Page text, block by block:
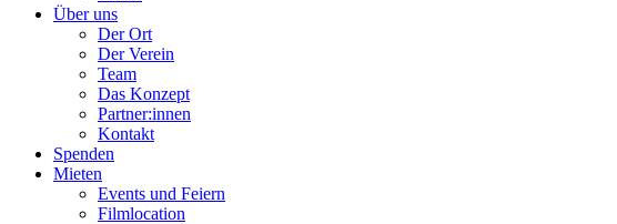
Über uns
Der Ort
Der Verein
Team
Das Konzept
Partner:innen
Kontakt
Spenden
Mieten
Events und Feiern
Filmlocation